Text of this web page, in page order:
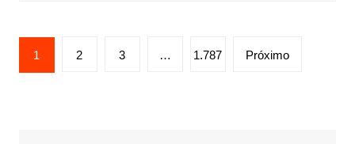
Paginação
de
1 2 3 … 1.787 Próximo